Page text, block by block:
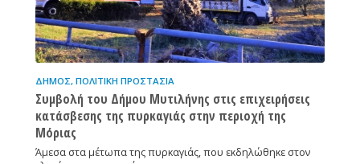
ΔΉΜΟΣ, ΠΟΛΙΤΙΚΉ ΠΡΟΣΤΑΣΊΑ
Συμβολή του Δήμου Μυτιλήνης στις επιχειρήσεις
κατάσβεσης της πυρκαγιάς στην περιοχή της
Μόριας
Άμεσα στα μέτωπα της πυρκαγιάς, που εκδηλώθηκε στον